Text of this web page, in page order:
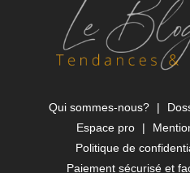
Qui sommes-nous?
Espace pro
Politique de
Paiement sécurisé et